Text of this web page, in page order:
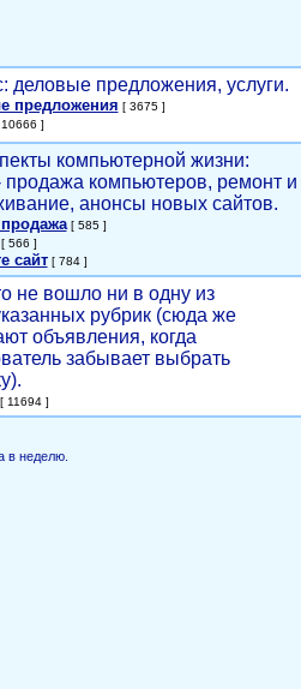
деловые предложения, услуги.
предложения [ 3675 ]
]
компьютерной жизни:
продажа компьютеров, ремонт и
анонсы новых сайтов.
[ 585 ]
566 ]
сайт[ 784 ]
не вошло ни в одну из
рубрик (сюда же
объявления, когда
забывает выбрать
11694 ]
в неделю.